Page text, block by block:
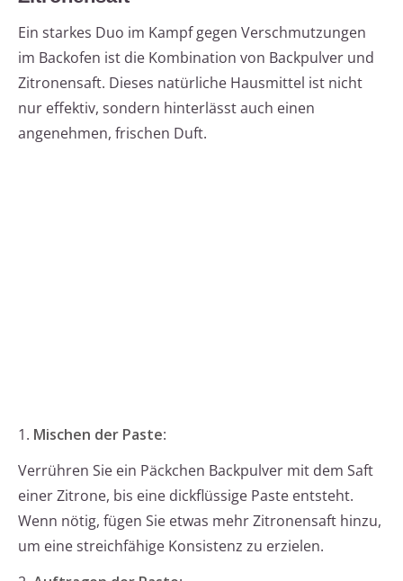
Ein starkes Duo im Kampf gegen Verschmutzungen
im Backofen ist die Kombination von Backpulver und
Zitronensaft. Dieses natürliche Hausmittel ist nicht
nur effektiv, sondern hinterlässt auch einen
angenehmen, frischen Duft.
1. Mischen der Paste:
Verrühren Sie ein Päckchen Backpulver mit dem Saft
einer Zitrone, bis eine dickflüssige Paste entsteht.
Wenn nötig, fügen Sie etwas mehr Zitronensaft hinzu,
um eine streichfähige Konsistenz zu erzielen.